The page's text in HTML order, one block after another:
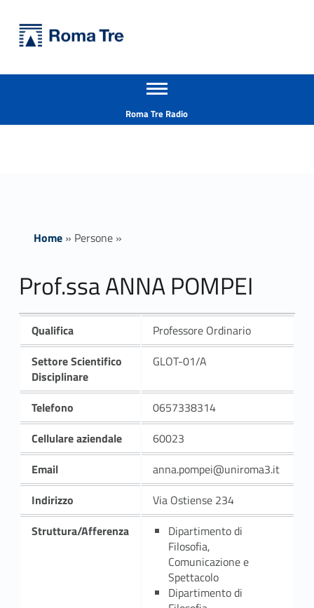
Prof.ssa ANNA POMPEI - Università Roma Tre
Apri il menu secondario
Roma Tre Radio
Home» Persone»
Prof.ssa ANNA POMPEI
Qualifica
Professore Ordinario
Settore Scientifico
Disciplinare
GLOT-01/A
Telefono
0657338314
Cellulare aziendale
60023
Email
anna.pompei@uniroma3.it
Indirizzo
Via Ostiense 234
Struttura/Afferenza
Dipartimento di
Filosofia,
Comunicazione e
Spettacolo
Dipartimento di